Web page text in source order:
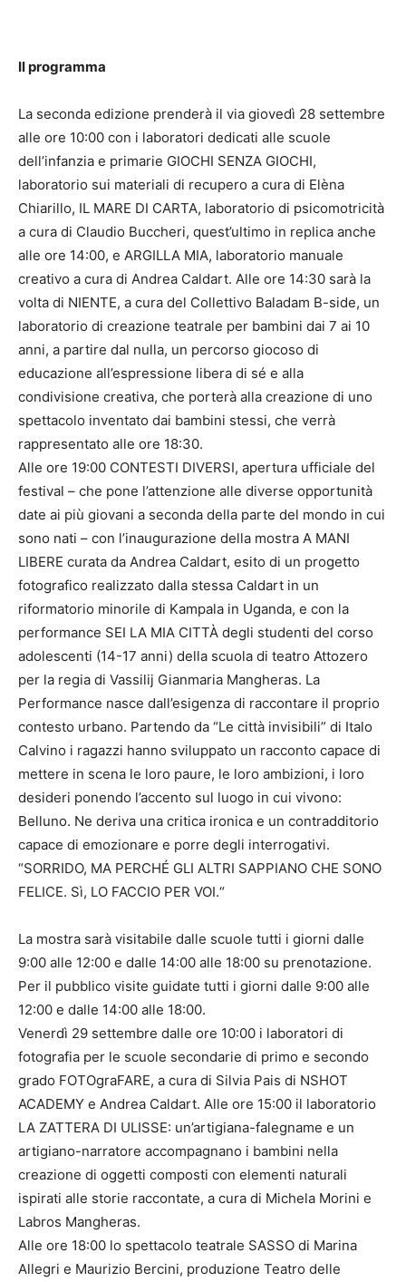
Il programma
La seconda edizione prenderà il via giovedì 28 settembre
alle ore 10:00 con i laboratori dedicati alle scuole
dell’infanzia e primarie GIOCHI SENZA GIOCHI,
laboratorio sui materiali di recupero a cura di Elèna
Chiarillo, IL MARE DI CARTA, laboratorio di psicomotricità
a cura di Claudio Buccheri, quest’ultimo in replica anche
alle ore 14:00, e ARGILLA MIA, laboratorio manuale
creativo a cura di Andrea Caldart. Alle ore 14:30 sarà la
volta di NIENTE, a cura del Collettivo Baladam B-side, un
laboratorio di creazione teatrale per bambini dai 7 ai 10
anni, a partire dal nulla, un percorso giocoso di
educazione all’espressione libera di sé e alla
condivisione creativa, che porterà alla creazione di uno
spettacolo inventato dai bambini stessi, che verrà
rappresentato alle ore 18:30.
Alle ore 19:00 CONTESTI DIVERSI, apertura ufficiale del
festival – che pone l’attenzione alle diverse opportunità
date ai più giovani a seconda della parte del mondo in cui
sono nati – con l’inaugurazione della mostra A MANI
LIBERE curata da Andrea Caldart, esito di un progetto
fotografico realizzato dalla stessa Caldart in un
riformatorio minorile di Kampala in Uganda, e con la
performance SEI LA MIA CITTÀ degli studenti del corso
adolescenti (14-17 anni) della scuola di teatro Attozero
per la regia di Vassilij Gianmaria Mangheras. La
Performance nasce dall’esigenza di raccontare il proprio
contesto urbano. Partendo da “Le città invisibili” di Italo
Calvino i ragazzi hanno sviluppato un racconto capace di
mettere in scena le loro paure, le loro ambizioni, i loro
desideri ponendo l’accento sul luogo in cui vivono:
Belluno. Ne deriva una critica ironica e un contradditorio
capace di emozionare e porre degli interrogativi.
“SORRIDO, MA PERCHÉ GLI ALTRI SAPPIANO CHE SONO
FELICE. Sì, LO FACCIO PER VOI.“
La mostra sarà visitabile dalle scuole tutti i giorni dalle
9:00 alle 12:00 e dalle 14:00 alle 18:00 su prenotazione.
Per il pubblico visite guidate tutti i giorni dalle 9:00 alle
12:00 e dalle 14:00 alle 18:00.
Venerdì 29 settembre dalle ore 10:00 i laboratori di
fotografia per le scuole secondarie di primo e secondo
grado FOTOgraFARE, a cura di Silvia Pais di NSHOT
ACADEMY e Andrea Caldart. Alle ore 15:00 il laboratorio
LA ZATTERA DI ULISSE: un’artigiana-falegname e un
artigiano-narratore accompagnano i bambini nella
creazione di oggetti composti con elementi naturali
ispirati alle storie raccontate, a cura di Michela Morini e
Labros Mangheras.
Alle ore 18:00 lo spettacolo teatrale SASSO di Marina
Allegri e Maurizio Bercini, produzione Teatro delle